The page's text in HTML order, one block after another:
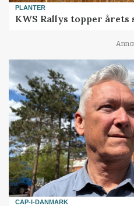
PLANTER
KWS Rallys topper
CAP-I-DANMARK